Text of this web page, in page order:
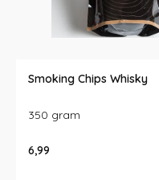
Smoking Chips Whisky
350 gram
6,99